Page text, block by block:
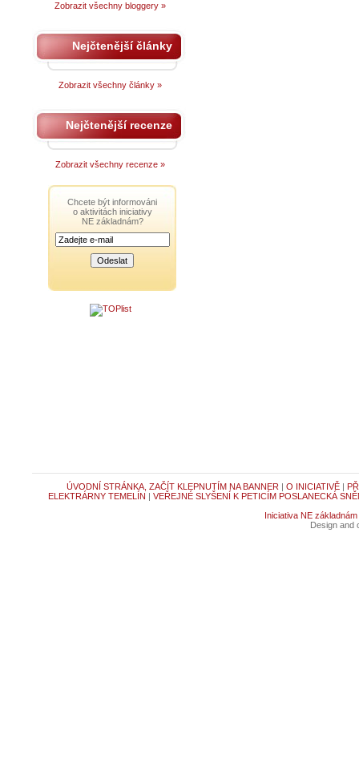
Zobrazit všechny bloggery »
Nejčtenější články
Zobrazit všechny články »
Nejčtenější recenze
Zobrazit všechny recenze »
Chcete být informováni
o aktivitách iniciativy
NE základnám?
ÚVODNÍ STRÁNKA, ZAČÍT KLEPNUTÍM NA BANNER | O INICIATIVĚ|
ELEKTRÁRNY TEMELÍN | VEŘEJNÉ SLYŠENÍ K PETICÍM POSLANECKÁ
Iniciativa NE základnám
Design and